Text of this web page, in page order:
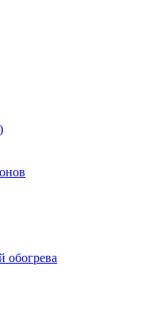
обогрева